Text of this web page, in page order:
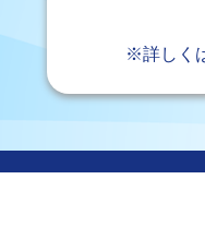
※詳しく